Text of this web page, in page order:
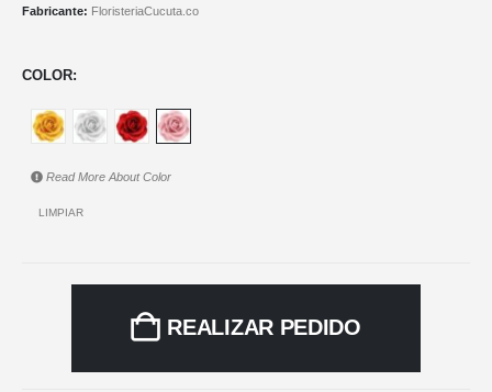
Fabricante: FloristeriaCucuta.co
COLOR
Read More AboutColor
LIMPIAR
REALIZAR PEDIDO